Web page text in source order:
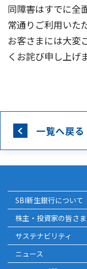
同障害はすでに全
常通りご利用いた
お客さまには大変
くお詫び申し上げ
一覧へ戻る
SBI新生銀行について
株主・投資家の皆さ
サステナビリティ
ニュース